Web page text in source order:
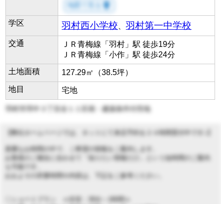
room
学区 羽村西小学校 、羽村第一中学校
交通
ＪＲ青梅線「羽村」駅 徒歩19分
ＪＲ青梅線「小作」駅 徒歩24分
土地面積
127.29㎡（38.5坪）
地目
宅地
羽村市羽中３丁目全１１区画・建築条件付売地
貴重なお時間の中で、ご希望の情報をご案内します。
お客様のご都合に合わせて「知りたい情報だけ」という短時間のご案内
おおよその所要時間や内容は、下記をご参考ください。